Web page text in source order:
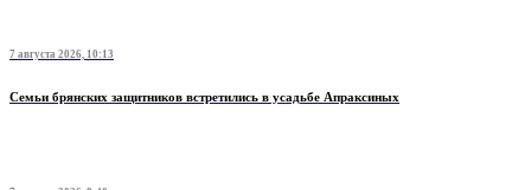
7 августа 2026, 10:13
Семьи брянских защитников встретились в усадьбе Апраксиных